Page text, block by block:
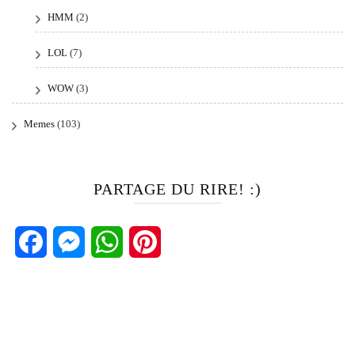
HMM (2)
LOL (7)
WOW (3)
Memes (103)
PARTAGE DU RIRE! :)
FacebookMessengerWhatsApp